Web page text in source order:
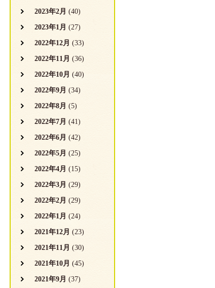
2023年2月 (40)
2023年1月 (27)
2022年12月 (33)
2022年11月 (36)
2022年10月 (40)
2022年9月 (34)
2022年8月 (5)
2022年7月 (41)
2022年6月 (42)
2022年5月 (25)
2022年4月 (15)
2022年3月 (29)
2022年2月 (29)
2022年1月 (24)
2021年12月 (23)
2021年11月 (30)
2021年10月 (45)
2021年9月 (37)